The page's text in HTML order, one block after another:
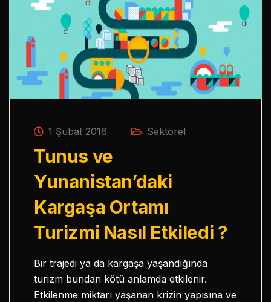
1 Şubat 2016 Sektörel
Tunus ve
Yunanistan’daki
Kargaşa Ortamı
Turizmi Nasıl Etkiledi ?
Bir trajedi ya da kargaşa yaşandığında
turizm bundan kötü anlamda etkilenir.
Etkilenme miktarı yaşanan krizin yapısına ve